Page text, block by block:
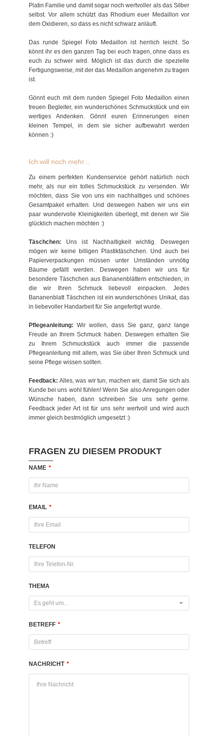
FRAGEN ZU DIESEM PRODUKT
NAME *
EMAIL *
TELEFON
THEMA
Es geht um...
BETREFF *
NACHRICHT *
Platin Familie und damit sogar noch wertvoller als das Silber
selbst. Vor allem schützt das Rhodium euer Medaillon vor
dem Oxidieren, so dass es nicht schwarz anläuft.
Das runde Spiegel Foto Medaillon ist herrlich leicht. So
könnt ihr es den ganzen Tag bei euch tragen, ohne dass es
euch zu schwer wird. Möglich ist das durch die spezielle
Fertigungsweise, mit der das Medaillon angenehm zu tragen
ist.
Gönnt euch mit dem runden Spiegel Foto Medaillon einen
treuen Begleiter, ein wunderschönes Schmuckstück und ein
wertiges Andenken. Gönnt euren Erinnerungen einen
kleinen Tempel, in dem sie sicher aufbewahrt werden
können :)
Ich will noch mehr...
Zu einem perfekten Kundenservice gehört natürlich noch
mehr, als nur ein tolles Schmuckstück zu versenden. Wir
möchten, dass Sie von uns ein nachhaltiges und schönes
Gesamtpaket erhalten. Und deswegen haben wir uns ein
paar wundervolle Kleinigkeiten überlegt, mit denen wir Sie
glücklich machen möchten :)
Täschchen: Uns ist Nachhaltigkeit wichtig. Deswegen
mögen wir keine billigen Plastiktäschchen. Und auch bei
Papierverpackungen müssen unter Umständen unnötig
Bäume gefällt werden. Deswegen haben wir uns für
besondere Täschchen aus Bananenblättern entschieden, in
die wir Ihren Schmuck liebevoll einpacken. Jedes
Bananenblatt Täschchen ist ein wunderschönes Unikat, das
in liebevoller Handarbeit für Sie angefertigt wurde.
Pflegeanleitung: Wir wollen, dass Sie ganz, ganz lange
Freude an Ihrem Schmuck haben. Deswegen erhalten Sie
zu Ihrem Schmuckstück auch immer die passende
Pflegeanleitung mit allem, was Sie über Ihren Schmuck und
seine Pflege wissen sollten.
Feedback: Alles, was wir tun, machen wir, damit Sie sich als
Kunde bei uns wohl fühlen! Wenn Sie also Anregungen oder
Wünsche haben, dann schreiben Sie uns sehr gerne.
Feedback jeder Art ist für uns sehr wertvoll und wird auch
immer gleich bestmöglich umgesetzt :)